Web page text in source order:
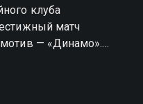
клуба
матч
— «Динамо».
Команда погибает